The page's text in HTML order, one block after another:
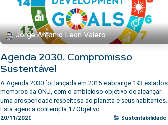
Jorge Antonio Leon Valero
Agenda 2030. Compromisso
Sustentável
A Agenda 2030 foi lançada em 2015 e abrange 193 estados
membros da ONU, com o ambicioso objetivo de alcançar
uma prosperidade respeitosa ao planeta e seus habitantes.
Esta agenda contempla 17 Objetivo...
20/11/2020 Sustentabilidade